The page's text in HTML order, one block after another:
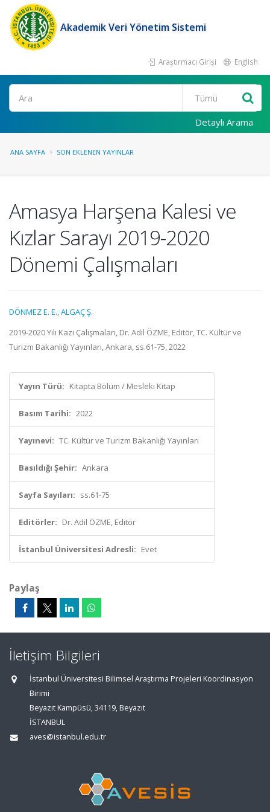
Akademik Veri Yönetim Sistemi
Araştırmacı Girişi English
Ara
Detaylı Arama
ANA SAYFA SON EKLENEN YAYINLAR
Amasya Harşena Kalesi ve
Kızlar Sarayı 2019-2020
Dönemi Çalışmaları
DÖNMEZ E. E.,ALGAÇ Ş.
2019-2020 Yılı Kazı Çalışmaları, Dr. Adil ÖZME, Editör, TC. Kültür ve
Turizm Bakanlığı Yayınları, Ankara, ss.61-75, 2022
Yayın Türü: Kitapta Bölüm / Mesleki Kitap
Basım Tarihi: 2022
Yayınevi: TC. Kültür ve Turizm Bakanlığı Yayınları
Basıldığı Şehir: Ankara
Sayfa Sayıları: ss.61-75
Editörler: Dr. Adil ÖZME, Editör
İstanbul Üniversitesi Adresli: Evet
Paylaş
İletişim Bilgileri
İstanbul Üniversitesi Bilimsel Araştırma Projeleri Koordinasyon
Birimi
Beyazıt Kampüsü, 34119, Beyazıt
İSTANBUL
aves@istanbul.edu.tr